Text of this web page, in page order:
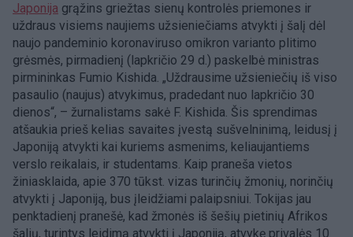
Japonija grąžins griežtas sienų kontrolės priemones ir
uždraus visiems naujiems užsieniečiams atvykti į šalį dėl
naujo pandeminio koronaviruso omikron varianto plitimo
grėsmės, pirmadienį (lapkričio 29 d.) paskelbė ministras
pirmininkas Fumio Kishida. „Uždrausime užsieniečių iš viso
pasaulio (naujus) atvykimus, pradedant nuo lapkričio 30
dienos“, – žurnalistams sakė F. Kishida. Šis sprendimas
atšaukia prieš kelias savaites įvestą sušvelninimą, leidusį į
Japoniją atvykti kai kuriems asmenims, keliaujantiems
verslo reikalais, ir studentams. Kaip praneša vietos
žiniasklaida, apie 370 tūkst. vizas turinčių žmonių, norinčių
atvykti į Japoniją, bus įleidžiami palaipsniui. Tokijas jau
penktadienį pranešė, kad žmonės iš šešių pietinių Afrikos
šalių, turintys leidimą atvykti į Japoniją, atvykę privalės 10